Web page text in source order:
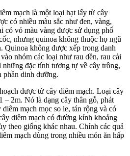
mạch là một loại hạt lấy từ cây
có nhiều màu sắc như đen, vàng,
có vỏ màu vàng được sử dụng phổ
nhưng quinoa không thuộc họ ngũ
Quinoa không được xếp trong danh
nhóm các loại như rau dền, rau cải
đặc tính tương tự về cây trồng,
phần dinh dưỡng.
được từ cây diêm mạch. Loại cây
– 2m. Nó là dạng cây thân gỗ, phát
mạch mọc so le, tán rộng và có
diêm mạch có đường kính khoảng
theo giống khác nhau. Chính các quả
mạch dùng trong nhiều món ăn hấp